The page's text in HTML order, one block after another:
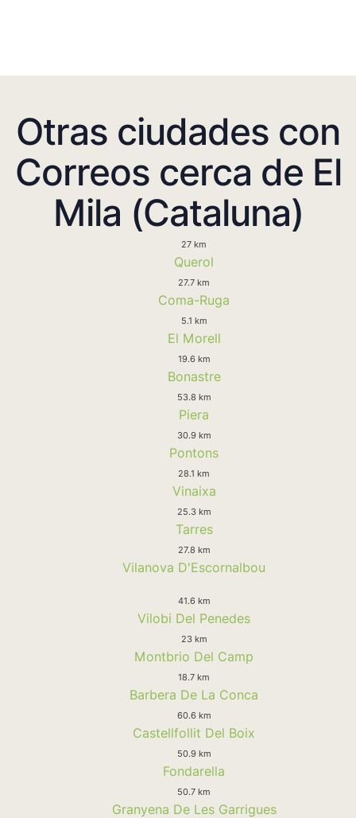
Otras ciudades con
Correos cerca de El
Mila (Cataluna)
27 km
Querol
27.7 km
Coma-Ruga
5.1 km
El Morell
19.6 km
Bonastre
53.8 km
Piera
30.9 km
Pontons
28.1 km
Vinaixa
25.3 km
Tarres
27.8 km
Vilanova D'Escornalbou
41.6 km
Vilobi Del Penedes
23 km
Montbrio Del Camp
18.7 km
Barbera De La Conca
60.6 km
Castellfollit Del Boix
50.9 km
Fondarella
50.7 km
Granyena De Les Garrigues